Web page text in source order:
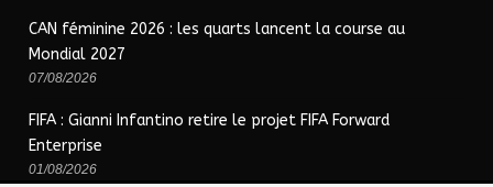
CAN féminine 2026 : les quarts lancent la course au
Mondial 2027
07/08/2026
FIFA : Gianni Infantino retire le projet FIFA Forward
Enterprise
01/08/2026